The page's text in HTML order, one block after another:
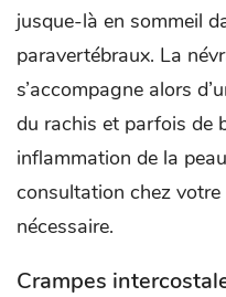
jusque-là en sommeil
paravertébraux. La
s’accompagne alors
du rachis et parfois de
inflammation de la
consultation chez
nécessaire.
Crampes